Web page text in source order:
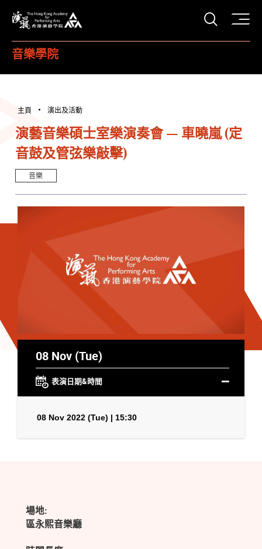
打開
音樂學院
主頁 演出及活動
演藝音樂碩士室樂演奏會 — 車曉嵐 (定
音鼓及管弦樂敲擊)
音樂
08 Nov (Tue)
表演日期&時間
08 Nov 2022 (Tue) | 15:30
場地:
區永熙音樂廳